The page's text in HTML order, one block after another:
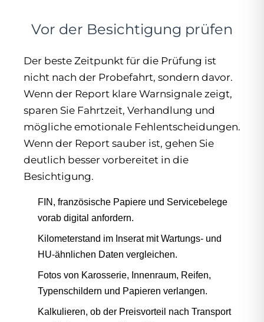
Vor der Besichtigung prüfen
Der beste Zeitpunkt für die Prüfung ist
nicht nach der Probefahrt, sondern davor.
Wenn der Report klare Warnsignale zeigt,
sparen Sie Fahrtzeit, Verhandlung und
mögliche emotionale Fehlentscheidungen.
Wenn der Report sauber ist, gehen Sie
deutlich besser vorbereitet in die
Besichtigung.
FIN, französische Papiere und Servicebelege
vorab digital anfordern.
Kilometerstand im Inserat mit Wartungs- und
HU-ähnlichen Daten vergleichen.
Fotos von Karosserie, Innenraum, Reifen,
Typenschildern und Papieren verlangen.
Kalkulieren, ob der Preisvorteil nach Transport